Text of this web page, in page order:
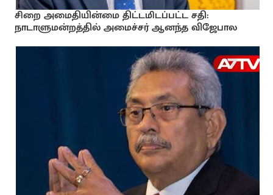
சிறை அமைதியின்மை திட்டமிடப்பட்ட சதி:
நாடாளுமன்றத்தில் அமைச்சர் ஆனந்த விஜேபால